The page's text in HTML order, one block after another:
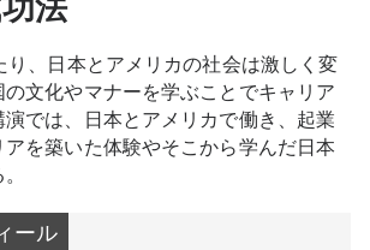
法
り、日本とアメリカの社会は激しく変
文化やマナーを学ぶことでキャリア
では、日本とアメリカで働き、起業
を築いた体験やそこから学んだ日本